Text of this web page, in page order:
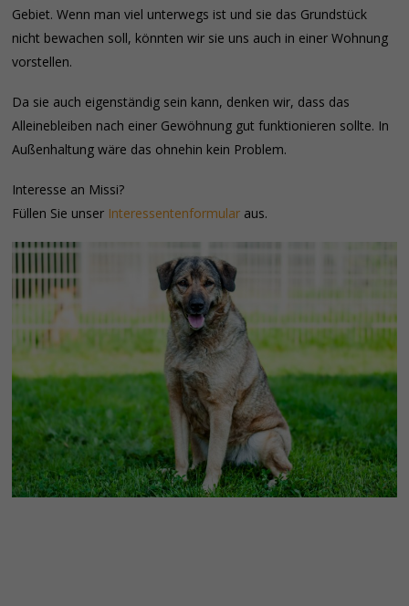
Gebiet. Wenn man viel unterwegs ist und sie das Grundstück
nicht bewachen soll, könnten wir sie uns auch in einer Wohnung
vorstellen.
Da sie auch eigenständig sein kann, denken wir, dass das
Alleinebleiben nach einer Gewöhnung gut funktionieren sollte. In
Außenhaltung wäre das ohnehin kein Problem.
Interesse an Missi?
Füllen Sie unser Interessentenformular aus.